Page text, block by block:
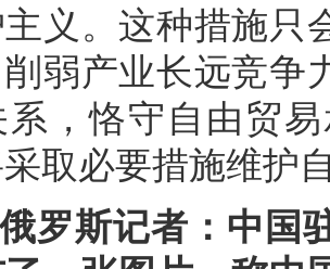
义。这种措施只
弱产业长远竞争
系，恪守自由贸
取必要措施维护
罗斯记者：中国